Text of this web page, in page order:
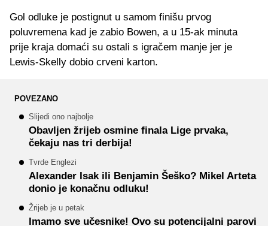
Gol odluke je postignut u samom finišu prvog
poluvremena kad je zabio Bowen, a u 15-ak minuta
prije kraja domaći su ostali s igračem manje jer je
Lewis-Skelly dobio crveni karton.
POVEZANO
Slijedi ono najbolje
Obavljen žrijeb osmine finala Lige prvaka,
čekaju nas tri derbija!
Tvrde Englezi
Alexander Isak ili Benjamin Šeško? Mikel Arteta
donio je konačnu odluku!
Žrijeb je u petak
Imamo sve učesnike! Ovo su potencijalni parovi